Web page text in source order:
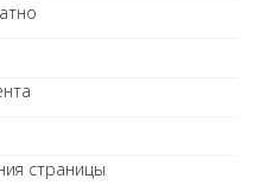
страницы